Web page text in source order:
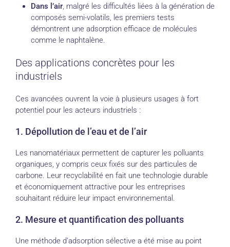
Dans l’air, malgré les difficultés liées à la génération de
composés semi-volatils, les premiers tests
démontrent une adsorption efficace de molécules
comme le naphtalène.
Des applications concrètes pour les
industriels
Ces avancées ouvrent la voie à plusieurs usages à fort
potentiel pour les acteurs industriels :
1. Dépollution de l’eau et de l’air
Les nanomatériaux permettent de capturer les polluants
organiques, y compris ceux fixés sur des particules de
carbone. Leur recyclabilité en fait une technologie durable
et économiquement attractive pour les entreprises
souhaitant réduire leur impact environnemental.
2. Mesure et quantification des polluants
Une méthode d’adsorption sélective a été mise au point